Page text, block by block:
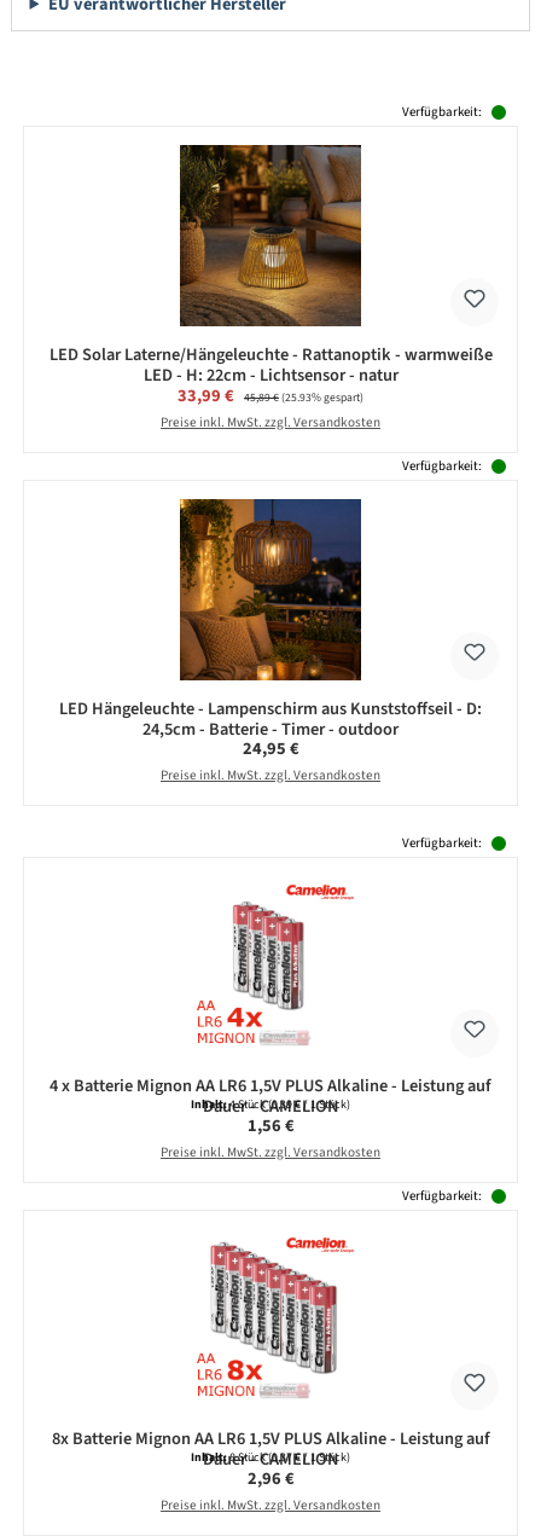
Verfügbarkeit:
LED Solar Laterne/Hängeleuchte - Rattanoptik - warmweiße
LED - H: 22cm - Lichtsensor - natur
Verkaufspreis:
33,99 € Regulärer Preis:
45,89 €(25.93% gespart)
Preise inkl. MwSt. zzgl. Versandkosten
Verfügbarkeit:
LED Hängeleuchte - Lampenschirm aus Kunststoffseil - D:
24,5cm - Batterie - Timer - outdoor
Regulärer Preis:
24,95 €
Preise inkl. MwSt. zzgl. Versandkosten
Verfügbarkeit:
4 x Batterie Mignon AA LR6 1,5V PLUS Alkaline - Leistung auf
Dauer - CAMELION
Inhalt:4 Stück(0,39 € / 1 Stück)
Regulärer Preis:
1,56 €
Preise inkl. MwSt. zzgl. Versandkosten
Verfügbarkeit:
8x Batterie Mignon AA LR6 1,5V PLUS Alkaline - Leistung auf
Dauer - CAMELION
Inhalt:8 Stück(0,37 € / 1 Stück)
Regulärer Preis:
2,96 €
Preise inkl. MwSt. zzgl. Versandkosten